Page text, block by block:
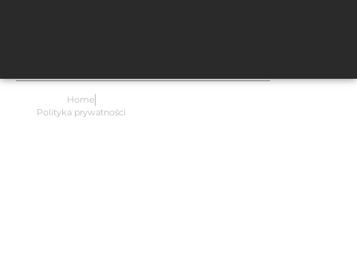
Home
Polityka prywatności